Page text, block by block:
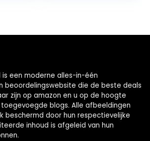
is een moderne alles-in-één
beoordelingswebsite die de beste deals
zijn op amazon en u op de hoogte
blogs. Alle afbeeldingen
beschermd door hun respectievelijke
inhoud is afgeleid van hun